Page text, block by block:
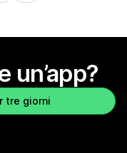
un’app?
tre giorni